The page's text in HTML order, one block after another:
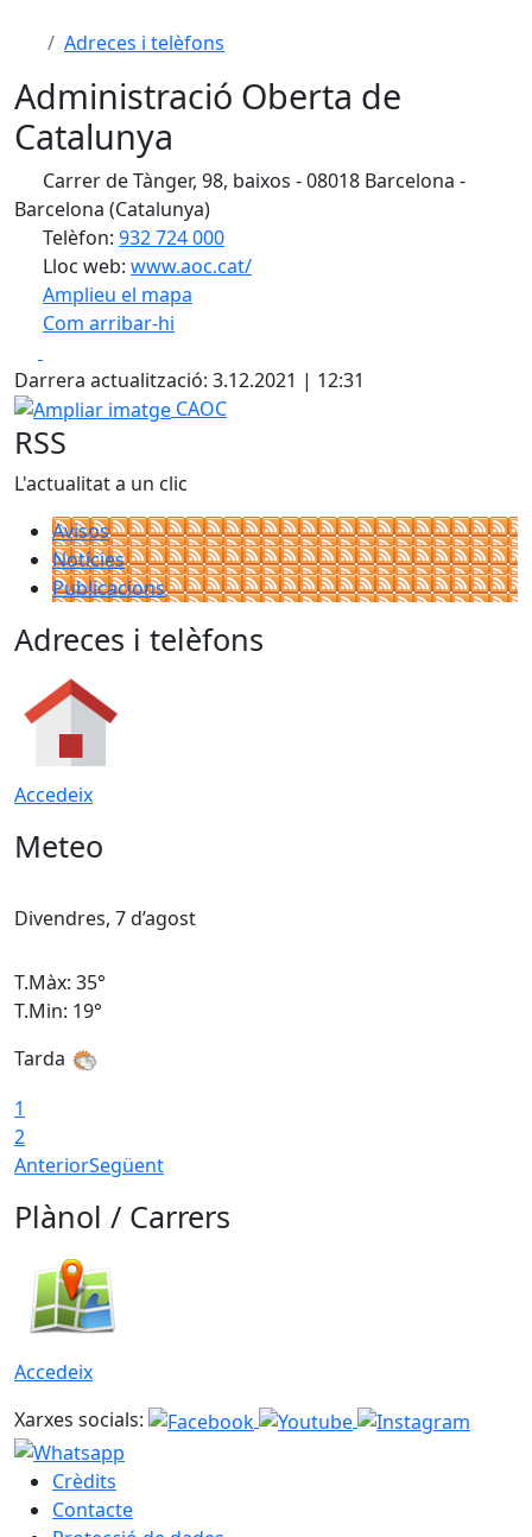
Adreces i telèfons
Administració Oberta de
Catalunya
Carrer de Tànger, 98, baixos - 08018 Barcelona -
Barcelona (Catalunya)
Telèfon: 932 724 000
Lloc web: www.aoc.cat/
Amplieu el mapa
Com arribar-hi
+
−
Darrera actualització: 3.12.2021 | 12:31
Ampliar imatge
CAOC
RSS
L'actualitat a un clic
Avisos
Notícies
Publicacions
Adreces i telèfons
Accedeix
Meteo
Divendres, 7 d’agost
T.Màx: 35°
T.Min: 19°
Tarda
1
2
AnteriorSegüent
Plànol / Carrers
Accedeix
Xarxes socials:
Crèdits
Contacte